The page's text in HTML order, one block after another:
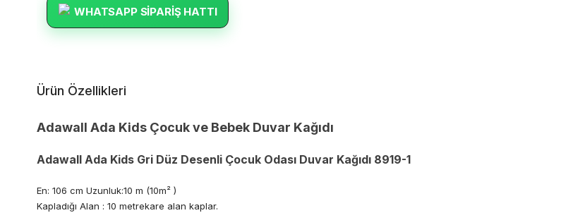
WHATSAPP SIPARIŞ HATTI
Ürün Özellikleri
Adawall Ada Kids Çocuk ve Bebek Duvar Kağıdı
Adawall Ada Kids Gri Düz Desenli Çocuk Odası Duvar Kağıdı 8919-1
En: 106 cm Uzunluk:10 m (10m² )
Kapladığı Alan : 10 metrekare alan kaplar.